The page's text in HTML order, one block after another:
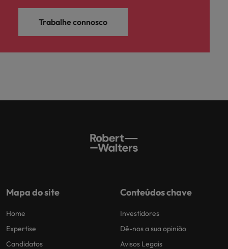
Trabalhe connosco
Mapa do site
Home
Expertise
Candidatos
Conteúdos chave
Investidores
Dê-nos a sua opinião
Avisos Legais